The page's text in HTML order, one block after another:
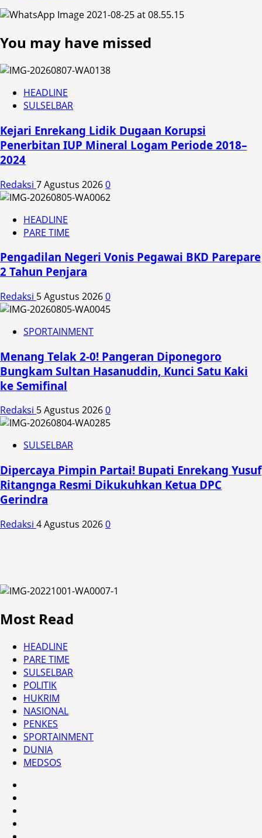
You may have missed
HEADLINE
SULSELBAR
Kejari Enrekang Lidik Dugaan Korupsi
Penerbitan IUP Mineral Logam Periode 2018–
2024
Redaksi 7 Agustus 20260
HEADLINE
PARE TIME
Pengadilan Negeri Vonis Pegawai BKD Parepare
2 Tahun Penjara
Redaksi 5 Agustus 20260
SPORTAINMENT
Menang Telak 2-0! Pangeran Diponegoro
Bungkam Sultan Hasanuddin, Kunci Satu Kaki
ke Semifinal
Redaksi 5 Agustus 20260
SULSELBAR
Dipercaya Pimpin Partai! Bupati Enrekang Yusuf
Ritangnga Resmi Dikukuhkan Ketua DPC
Gerindra
Redaksi 4 Agustus 20260
Most Read
HEADLINE
PARE TIME
SULSELBAR
POLITIK
HUKRIM
NASIONAL
PENKES
SPORTAINMENT
DUNIA
MEDSOS